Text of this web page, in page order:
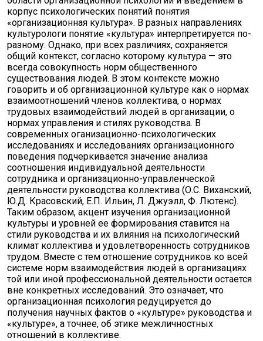
корпус психологических понятий понятия
«организационная культура». В разных направлениях
культурологи понятие «культура» интерпретируется по-
разному. Однако, при всех различиях, сохраняется
общий контекст, согласно которому культура — это
всегда совокупность норм общественного
существования людей. В этом контексте можно
говорить и об организационной культуре как о нормах
взаимоотношений членов коллектива, о нормах
трудовых взаимодействий людей в организации, о
нормах управления и стилях руководства. В
современных оганизационно-психологических
исследованиях и исследованиях организационного
поведения подчеркивается значение анализа
соотношения индивидуальной деятельности
сотрудника и организационно-управленческой
деятельности руководства коллектива (О.С. Виханский,
Ю.Д. Красовский, Е.П. Ильин, Л. Джуэлл, Ф. Лютенс).
Таким образом, акцент изучения организационной
культуры и уровней ее формирования ставится на
стили руководства и их влияния на психологический
климат коллектива и удовлетворенность сотрудников
трудом. Вместе с тем отношение сотрудников ко всей
системе норм взаимодействия людей в организациях
той или иной профессиональной деятельности остается
вне конкретных исследований. Это означает, что
организационная психология редуцируется до
получения научных фактов о «культуре» руководства и
«культуре», а точнее, об этике межличностных
отношений в коллективе.